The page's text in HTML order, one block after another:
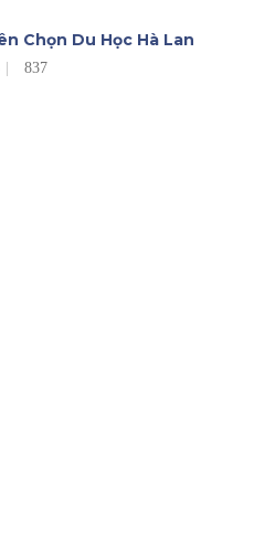
Chọn Du Học Hà Lan
837